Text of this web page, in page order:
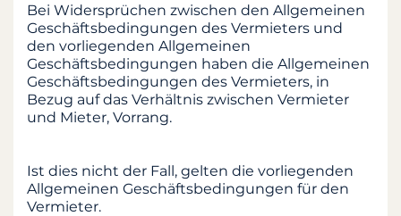
Bei Widersprüchen zwischen den Allgemeinen
Geschäftsbedingungen des Vermieters und
den vorliegenden Allgemeinen
Geschäftsbedingungen haben die Allgemeinen
Geschäftsbedingungen des Vermieters, in
Bezug auf das Verhältnis zwischen Vermieter
und Mieter, Vorrang.
Ist dies nicht der Fall, gelten die vorliegenden
Allgemeinen Geschäftsbedingungen für den
Vermieter.